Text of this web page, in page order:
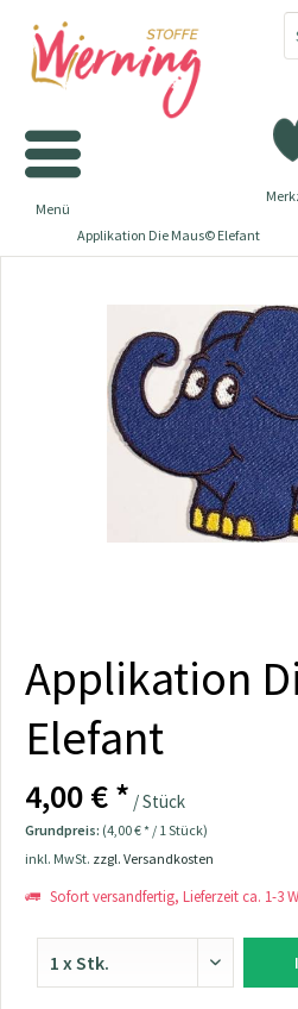
Menü
Applikation Die Maus© Elefant
Applikation
Elefant
4,00 € * / Stück
Grundpreis: (4,00 € * / 1 Stück)
inkl. MwSt. zzgl. Versandkosten
Sofort versandfertig, Lieferzeit ca. 1-3